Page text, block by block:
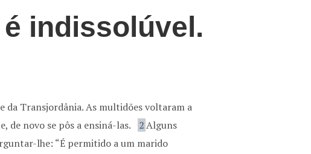
indissolúvel.
da Transjordânia. As multidões voltaram a
de novo se pôs a ensiná-las.
2Alguns
lhe: “É permitido a um marido